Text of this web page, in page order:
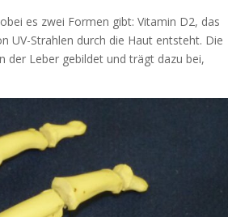
es zwei Formen gibt: Vitamin D2, das
UV-Strahlen durch die Haut entsteht. Die
der Leber gebildet und trägt dazu bei,